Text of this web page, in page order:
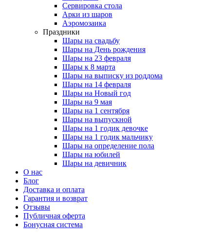
Сервировка стола
Арки из шаров
Аэромозаика
Праздники
Шары на свадьбу
Шары на День рождения
Шары на 23 февраля
Шары к 8 марта
Шары на выписку из роддома
Шары на 14 февраля
Шары на Новый год
Шары на 9 мая
Шары на 1 сентября
Шары на выпускной
Шары на 1 годик девочке
Шары на 1 годик мальчику
Шары на определение пола
Шары на юбилей
Шары на девичник
О нас
Блог
Доставка и оплата
Гарантия и возврат
Отзывы
Публичная оферта
Бонусная система